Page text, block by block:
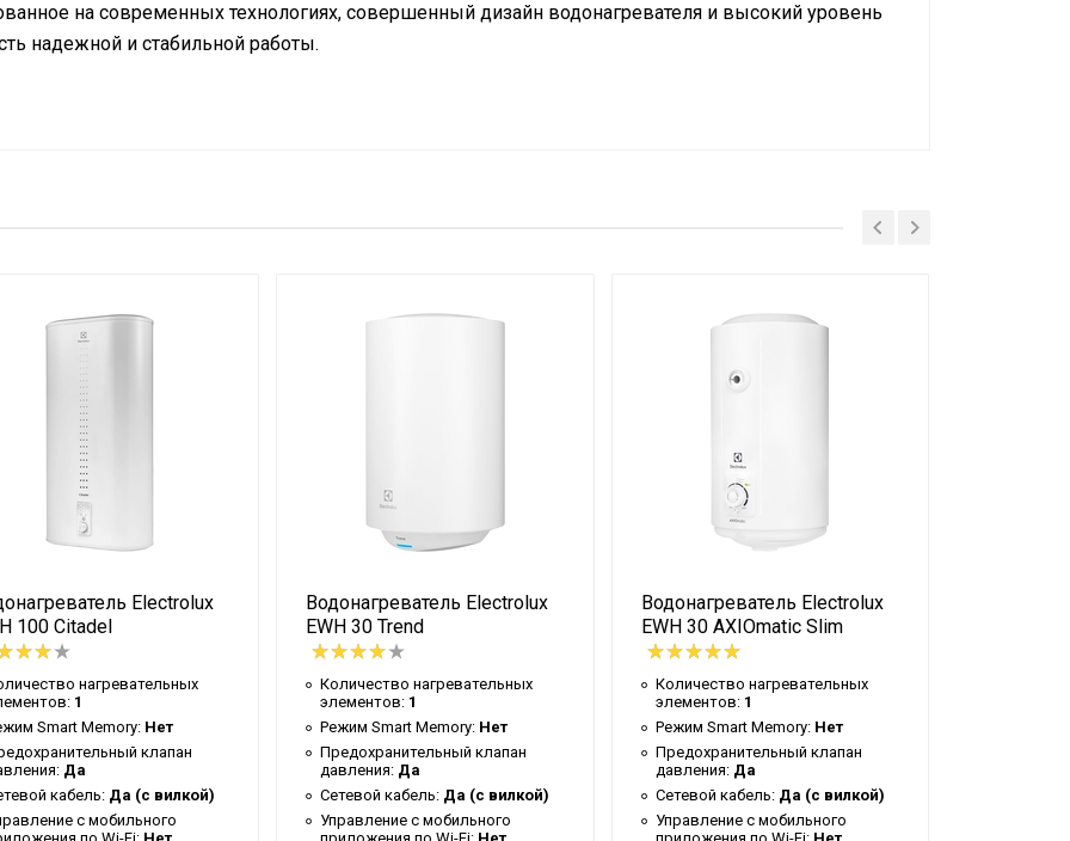
на современных технологиях, совершенный дизайн водонагревателя и высокий уровень
надежной и стабильной работы.
Electrolux
100 Citadel
нагревательных
1
Smart Memory: Нет
клапан
Да
кабель: Да (с вилкой)
c мобильного
по Wi-Fi: Нет
Водонагреватель Electrolux
EWH 30 Trend
Количество нагревательных
элементов: 1
Режим Smart Memory: Нет
Предохранительный клапан
давления: Да
Сетевой кабель: Да (с вилкой)
Управление c мобильного
приложения по Wi-Fi: Нет
Водонагреватель Electrolux
EWH 30 AXIOmatic Slim
Количество нагревательных
элементов: 1
Режим Smart Memory: Нет
Предохранительный клапан
давления: Да
Сетевой кабель: Да (с вилкой)
Управление c мобильного
приложения по Wi-Fi: Нет